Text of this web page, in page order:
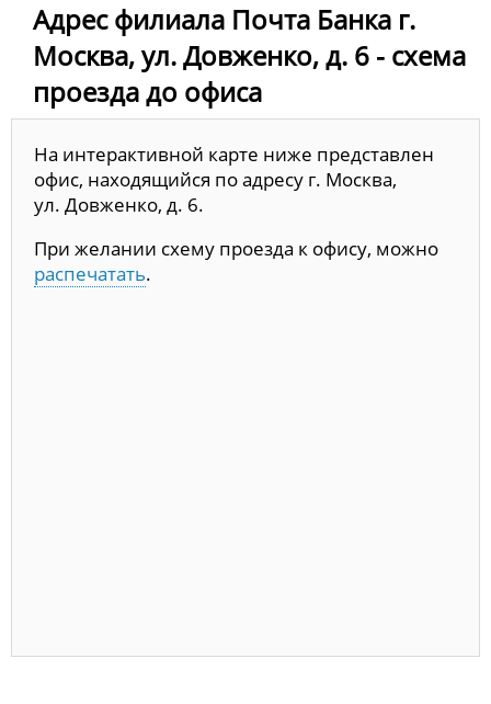
Адрес филиала Почта Банка г.
Москва, ул. Довженко, д. 6 - схема
проезда до офиса
На интерактивной карте ниже представлен
офис, находящийся по адресу г. Москва,
ул. Довженко, д. 6.
При желании схему проезда к офису, можно
распечатать.